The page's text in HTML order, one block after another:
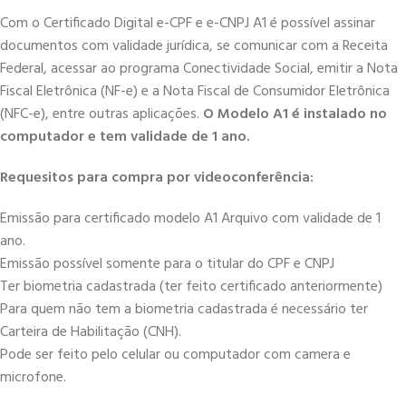
Com o Certificado Digital e-CPF e e-CNPJ A1 é possível assinar
documentos com validade jurídica, se comunicar com a Receita
Federal, acessar ao programa Conectividade Social, emitir a Nota
Fiscal Eletrônica (NF-e) e a Nota Fiscal de Consumidor Eletrônica
(NFC-e), entre outras aplicações. O Modelo A1 é instalado no
computador e tem validade de 1 ano.
Requesitos para compra por videoconferência:
Emissão para certificado modelo A1 Arquivo com validade de 1
ano.
Emissão possível somente para o titular do CPF e CNPJ
Ter biometria cadastrada (ter feito certificado anteriormente)
Para quem não tem a biometria cadastrada é necessário ter
Carteira de Habilitação (CNH).
Pode ser feito pelo celular ou computador com camera e
microfone.